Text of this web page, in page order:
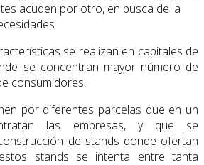
acuden por otro, en busca de la
se realizan en capitales de
se concentran mayor número de
consumidores.
por diferentes parcelas que en un
las empresas, y que se
de stands donde ofertan
stands se intenta entre tanta